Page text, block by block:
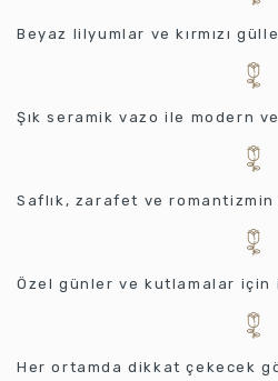
Beyaz lilyumlar ve kırmızı
Şık seramik vazo ile modern
Saflık, zarafet ve romantizmin
Özel günler ve kutlamalar için
Her ortamda dikkat çekecek